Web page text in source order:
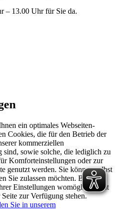
– 13.00 Uhr für Sie da.
ein optimales Webseiten-
Cookies, die für den Betrieb der
kommerziellen
sind, sowie solche, die lediglich zu
Komforteinstellungen oder zur
genutzt werden. Sie können selbst
Sie zulassen möchten. Bitte
Einstellungen womöglich nicht
zur Verfügung stehen.
Sie in unserem